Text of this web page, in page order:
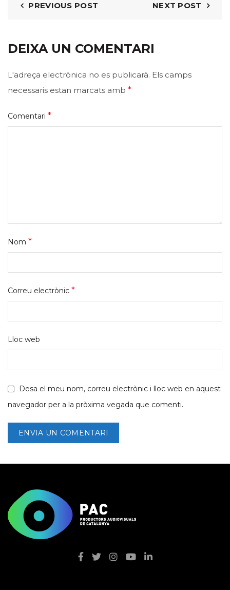
PREVIOUS POST NEXT POST
DEIXA UN COMENTARI
L'adreça electrònica no es publicarà. Els camps
necessaris estan marcats amb *
Comentari *
Nom *
Correu electrònic *
Lloc web
Desa el meu nom, correu electrònic i lloc web en aquest
navegador per a la pròxima vegada que comenti.